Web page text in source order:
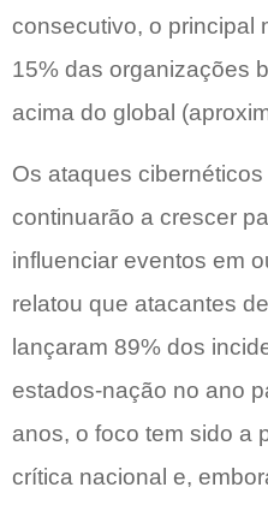
consecutivo, o principal
15% das organizações
acima do global
Os ataques
continuarão a crescer
influenciar eventos em
relatou que atacantes
lançaram 89% dos
estados-nação no ano
anos, o foco tem sido a
crítica nacional e,